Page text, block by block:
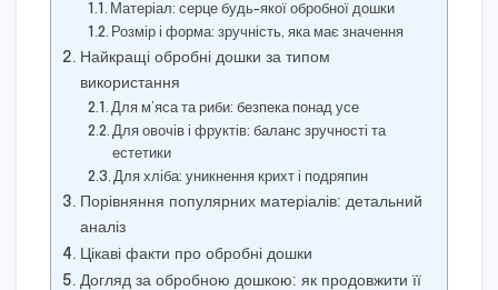
Матеріал: серце будь-якої обробної дошки
Розмір і форма: зручність, яка має значення
Найкращі обробні дошки за типом
використання
Для м’яса та риби: безпека понад усе
Для овочів і фруктів: баланс зручності та
естетики
Для хліба: уникнення крихт і подряпин
Порівняння популярних матеріалів: детальний
аналіз
Цікаві факти про обробні дошки
Догляд за обробною дошкою: як продовжити її